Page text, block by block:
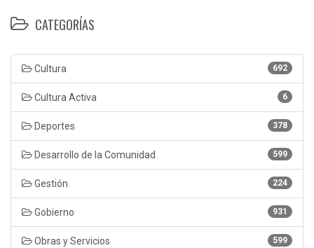
CATEGORÍAS
692
Cultura
6
Cultura Activa
378
Deportes
599
Desarrollo de la Comunidad
224
Gestión
931
Gobierno
599
Obras y Servicios